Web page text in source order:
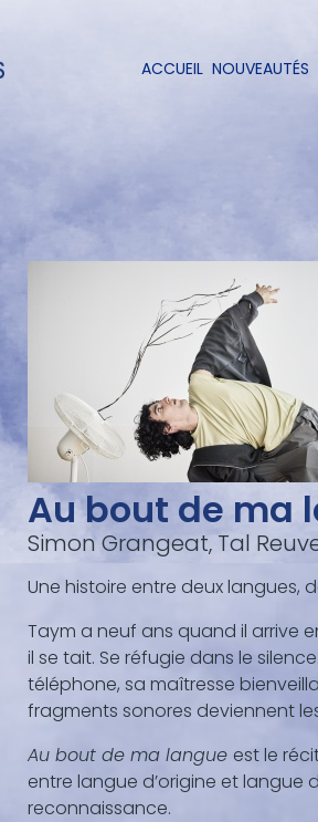
Navigation
ACCUEIL NOUVEAUTÉS
Au bout de ma
Simon Grangeat, Tal
Une histoire entre deux langues,
Taym a neuf ans quand il arrive
il se tait. Se réfugie dans le
téléphone, sa maîtresse
fragments sonores deviennent
Au bout de ma langue est le
entre langue d’origine et langue
reconnaissance.